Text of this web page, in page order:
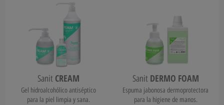
Sanit CREAM
Gel hidroalcohólico antiséptico
para la piel limpia y sana.
Sanit DERMO FOAM
Espuma jabonosa dermoprotectora
para la higiene de manos.